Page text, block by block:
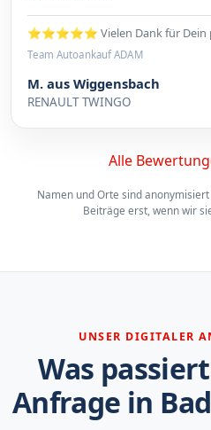
⭐⭐⭐⭐⭐ Vielen Dank für Dein
Team Autoankauf ADAM
M. aus Wiggensbach
RENAULT TWINGO
Alle
Namen und Orte sind
Beiträge erst, wenn wir
UNSER DIGITALER
Was
Anfrage in